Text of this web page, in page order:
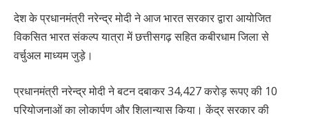
देश के प्रधानमंत्री नरेन्द्र मोदी ने आज भारत सरकार द्वारा आयोजित
विकसित भारत संकल्प यात्रा में छत्तीसगढ़ सहित कबीरधाम जिला से
वर्चुअल माध्यम जुड़े।
प्रधानमंत्री नरेन्द्र मोदी ने बटन दबाकर 34,427 करोड़ रूपए की 10
परियोजनाओं का लोकार्पण और शिलान्यास किया। केंद्र सरकार की